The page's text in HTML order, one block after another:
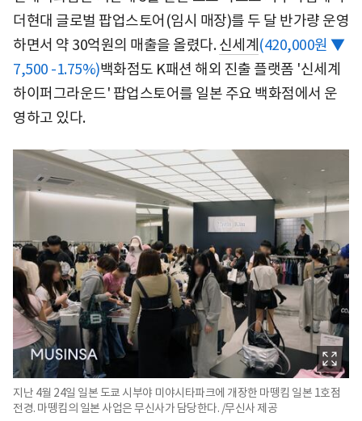
더현대 글로벌 팝업스토어(임시 매장)를 두 달 반가량 운영
하면서 약 30억원의 매출을 올렸다.신세계 (420,000원 ▼
7,500 -1.75%)백화점도 K패션 해외 진출 플랫폼 '신세계
하이퍼그라운드' 팝업스토어를 일본 주요 백화점에서 운
영하고 있다.
지난 4월 24일 일본 도쿄 시부야 미야시타파크에 개장한 마뗑킴 일본 1호점
전경. 마뗑킴의 일본 사업은 무신사가 담당한다. /무신사 제공